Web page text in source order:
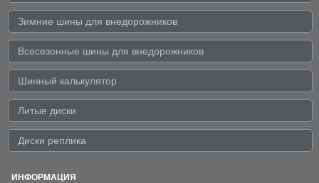
Зимние шины для внедорожников
Всесезонные шины для внедорожников
Шинный калькулятор
Литые диски
Диски реплика
ИНФОРМАЦИЯ